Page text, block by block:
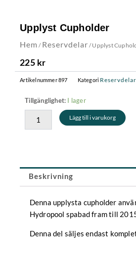
Upplyst Cupholder
Hem / Reservdelar / Upplyst
225 kr
Artikelnummer897 Kategori Reservdelar
Tillgänglighet: I lager
Upplyst
Cupholder
mängd
Lägg till i varukorg
Beskrivning
Denna upplysta cupholder
Hydropool spabad fram till
Denna del säljes endast